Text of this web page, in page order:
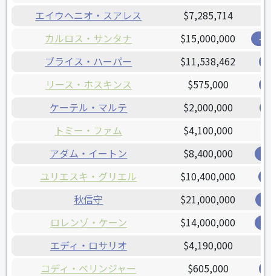
エイウヘニオ・スアレス
$7,285,714
カルロス・サンタナ
$15,000,000 イ
ブライス・ハーパー $11,538,462
リース・ホスキンス $575,000
ケーテル・マルテ $2,000,000
トミー・ファム
$4,100,000
アダム・イートン
$8,400,000
ユリエスキ・グリエル $10,400,000
秋信守 $21,000,000
ロレンゾ・ケーン $14,000,000
エディ・ロサリオ $4,190,000
コディ・ベリンジャー $605,000